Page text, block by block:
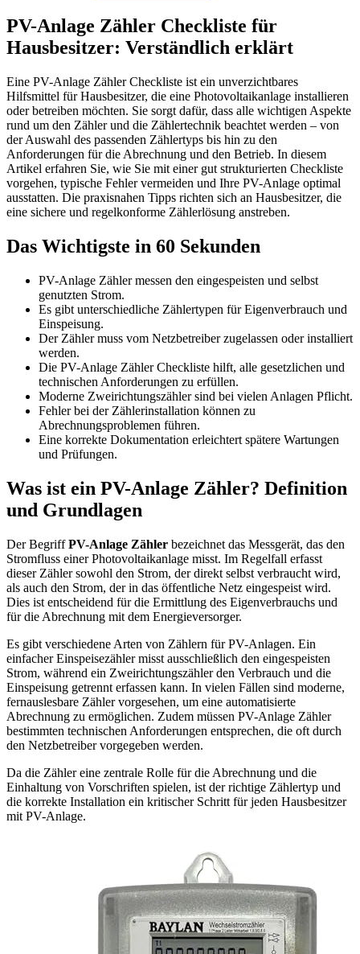
PV-Anlage Zähler Checkliste für
Hausbesitzer: Verständlich erklärt
Eine PV-Anlage Zähler Checkliste ist ein unverzichtbares
Hilfsmittel für Hausbesitzer, die eine Photovoltaikanlage installieren
oder betreiben möchten. Sie sorgt dafür, dass alle wichtigen Aspekte
rund um den Zähler und die Zählertechnik beachtet werden – von
der Auswahl des passenden Zählertyps bis hin zu den
Anforderungen für die Abrechnung und den Betrieb. In diesem
Artikel erfahren Sie, wie Sie mit einer gut strukturierten Checkliste
vorgehen, typische Fehler vermeiden und Ihre PV-Anlage optimal
ausstatten. Die praxisnahen Tipps richten sich an Hausbesitzer, die
eine sichere und regelkonforme Zählerlösung anstreben.
Das Wichtigste in 60 Sekunden
PV-Anlage Zähler messen den eingespeisten und selbst
genutzten Strom.
Es gibt unterschiedliche Zählertypen für Eigenverbrauch und
Einspeisung.
Der Zähler muss vom Netzbetreiber zugelassen oder installiert
werden.
Die PV-Anlage Zähler Checkliste hilft, alle gesetzlichen und
technischen Anforderungen zu erfüllen.
Moderne Zweirichtungszähler sind bei vielen Anlagen Pflicht.
Fehler bei der Zählerinstallation können zu
Abrechnungsproblemen führen.
Eine korrekte Dokumentation erleichtert spätere Wartungen
und Prüfungen.
Was ist ein PV-Anlage Zähler? Definition
und Grundlagen
Der BegriffPV-Anlage Zähler bezeichnet das Messgerät, das den
Stromfluss einer Photovoltaikanlage misst. Im Regelfall erfasst
dieser Zähler sowohl den Strom, der direkt selbst verbraucht wird,
als auch den Strom, der in das öffentliche Netz eingespeist wird.
Dies ist entscheidend für die Ermittlung des Eigenverbrauchs und
für die Abrechnung mit dem Energieversorger.
Es gibt verschiedene Arten von Zählern für PV-Anlagen. Ein
einfacher Einspeisezähler misst ausschließlich den eingespeisten
Strom, während ein Zweirichtungszähler den Verbrauch und die
Einspeisung getrennt erfassen kann. In vielen Fällen sind moderne,
fernauslesbare Zähler vorgesehen, um eine automatisierte
Abrechnung zu ermöglichen. Zudem müssen PV-Anlage Zähler
bestimmten technischen Anforderungen entsprechen, die oft durch
den Netzbetreiber vorgegeben werden.
Da die Zähler eine zentrale Rolle für die Abrechnung und die
Einhaltung von Vorschriften spielen, ist der richtige Zählertyp und
die korrekte Installation ein kritischer Schritt für jeden Hausbesitzer
mit PV-Anlage.